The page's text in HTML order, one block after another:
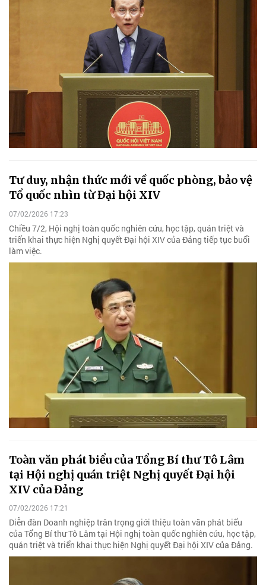
Tư duy, nhận thức mới về quốc phòng, bảo vệ
Tổ quốc nhìn từ Đại hội XIV
07/02/2026 17:23
Chiều 7/2, Hội nghị toàn quốc nghiên cứu, học tập, quán triệt và
triển khai thực hiện Nghị quyết Đại hội XIV của Đảng tiếp tục buổi
làm việc.
Toàn văn phát biểu của Tổng Bí thư Tô Lâm
tại Hội nghị quán triệt Nghị quyết Đại hội
XIV của Đảng
07/02/2026 17:21
Diễn đàn Doanh nghiệp trân trọng giới thiệu toàn văn phát biểu
của Tổng Bí thư Tô Lâm tại Hội nghị toàn quốc nghiên cứu, học tập,
quán triệt và triển khai thực hiện Nghị quyết Đại hội XIV của Đảng.